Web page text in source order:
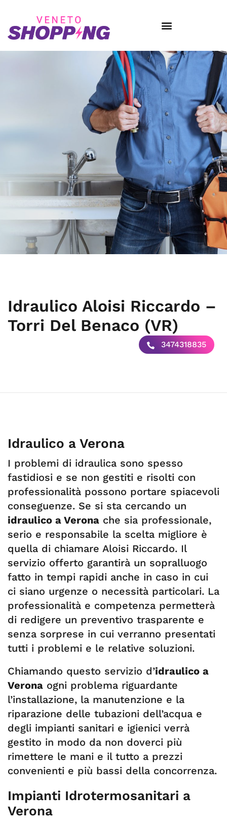
Idraulico Aloisi Riccardo –
Torri Del Benaco (VR)
3474318835
Idraulico a Verona
I problemi di idraulica sono spesso
fastidiosi e se non gestiti e risolti con
professionalità possono portare spiacevoli
conseguenze. Se si sta cercando un
idraulico a Verona che sia professionale,
serio e responsabile la scelta migliore è
quella di chiamare Aloisi Riccardo. Il
servizio offerto garantirà un sopralluogo
fatto in tempi rapidi anche in caso in cui
ci siano urgenze o necessità particolari. La
professionalità e competenza permetterà
di redigere un preventivo trasparente e
senza sorprese in cui verranno presentati
tutti i problemi e le relative soluzioni.
Chiamando questo servizio d’idraulico a
Verona ogni problema riguardante
l’installazione, la manutenzione e la
riparazione delle tubazioni dell’acqua e
degli impianti sanitari e igienici verrà
gestito in modo da non doverci più
rimettere le mani e il tutto a prezzi
convenienti e più bassi della concorrenza.
Impianti Idrotermosanitari a
Verona